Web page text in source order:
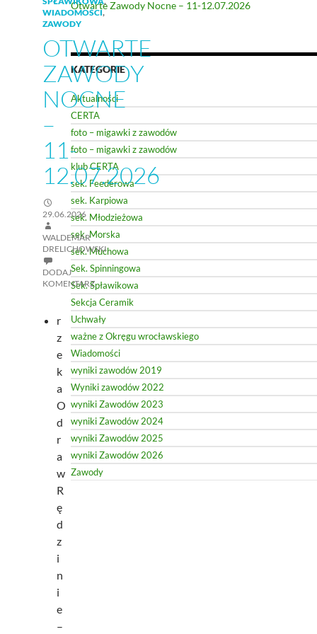
WIADOMOŚCI,
ZAWODY
OTWARTE
ZAWODY
NOCNE
–
11-
12.07.2026
29.06.2026
WALDEMAR
DRELICHOWSKI
DODAJ
KOMENTARZ
r
z
e
k
a
O
d
r
a
w
R
ę
d
z
i
n
i
e
–
Otwarte Zawody Nocne – 11-12.07.2026
KATEGORIE
Aktualności
CERTA
foto – migawki z zawodów
foto – migawki z zawodów
klub CERTA
sek. Feederowa
sek. Karpiowa
sek. Młodzieżowa
sek. Morska
sek. Muchowa
Sek. Spinningowa
Sek. Spławikowa
Sekcja Ceramik
Uchwały
ważne z Okręgu wrocławskiego
Wiadomości
wyniki zawodów 2019
Wyniki zawodów 2022
wyniki Zawodów 2023
wyniki Zawodów 2024
wyniki Zawodów 2025
wyniki Zawodów 2026
Zawody